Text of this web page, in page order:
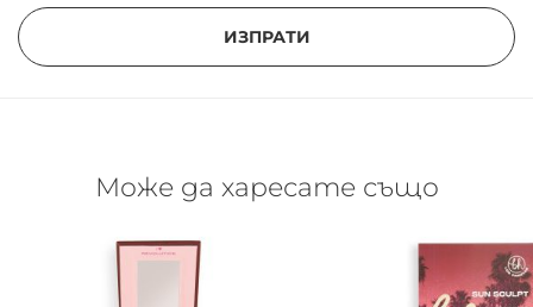
ИЗПРАТИ
Може да харесате също